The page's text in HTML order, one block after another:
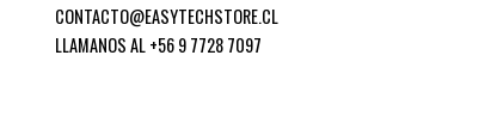
CONTACTO@EASYTECHSTORE.CL
LLAMANOS AL +56 9 7728 7097